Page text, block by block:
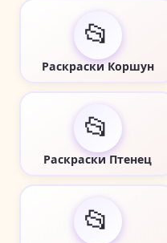
📂
Раскраски Коршун
📂
Раскраски Птенец
📂